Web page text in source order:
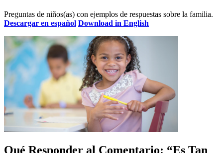
Preguntas de niños(as) con ejemplos de respuestas sobre la familia.
Descargar en español Download in English
Qué Responder al Comentario: “Es Tan